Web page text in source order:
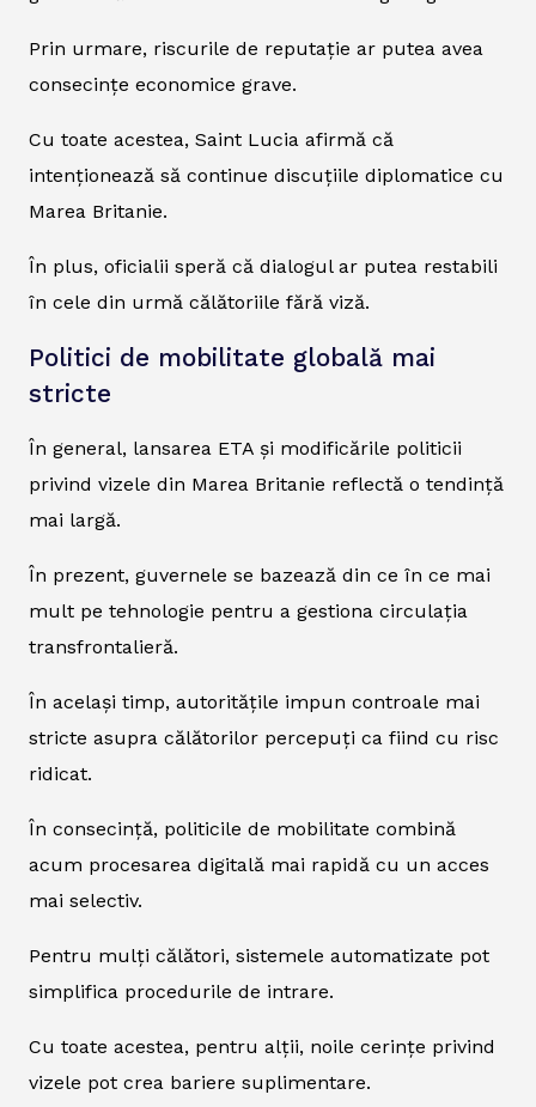
Prin urmare, riscurile de reputație ar putea avea
consecințe economice grave.
Cu toate acestea, Saint Lucia afirmă că
intenționează să continue discuțiile diplomatice cu
Marea Britanie.
În plus, oficialii speră că dialogul ar putea restabili
în cele din urmă călătoriile fără viză.
Politici de mobilitate globală mai
stricte
În general, lansarea ETA și modificările politicii
privind vizele din Marea Britanie reflectă o tendință
mai largă.
În prezent, guvernele se bazează din ce în ce mai
mult pe tehnologie pentru a gestiona circulația
transfrontalieră.
În același timp, autoritățile impun controale mai
stricte asupra călătorilor percepuți ca fiind cu risc
ridicat.
În consecință, politicile de mobilitate combină
acum procesarea digitală mai rapidă cu un acces
mai selectiv.
Pentru mulți călători, sistemele automatizate pot
simplifica procedurile de intrare.
Cu toate acestea, pentru alții, noile cerințe privind
vizele pot crea bariere suplimentare.